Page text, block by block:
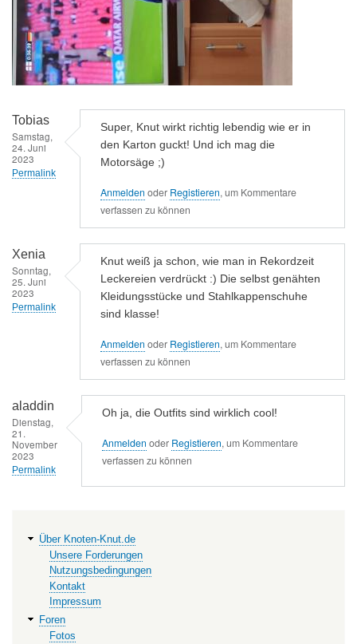
Tobias
Samstag,
24. Juni
2023
Permalink
Super, Knut wirkt richtig lebendig wie er in
den Karton guckt! Und ich mag die
Motorsäge ;)
Anmelden oder Registieren, um Kommentare
verfassen zu können
Xenia
Sonntag,
25. Juni
2023
Permalink
Knut weiß ja schon, wie man in Rekordzeit
Leckereien verdrückt :) Die selbst genähten
Kleidungsstücke und Stahlkappenschuhe
sind klasse!
Anmelden oder Registieren, um Kommentare
verfassen zu können
aladdin
Dienstag,
21.
November
2023
Permalink
Oh ja, die Outfits sind wirklich cool!
Anmelden oder Registieren, um Kommentare
verfassen zu können
Hauptnavigation
Über Knoten-Knut.de
Unsere Forderungen
Nutzungsbedingungen
Kontakt
Impressum
Foren
Fotos